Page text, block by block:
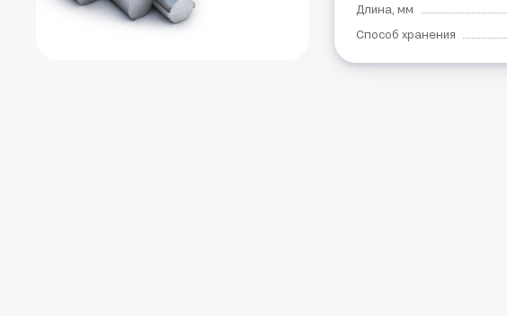
Длина, мм
Способ хранения